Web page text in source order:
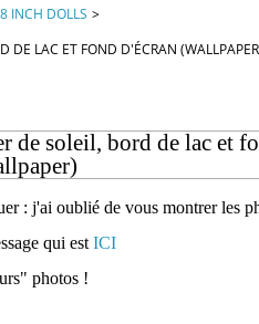
INCH DOLLS >
DE LAC ET FOND D'ÉCRAN
de soleil, bord de lac et
: j'ai oublié de vous montrer les
qui est ICI
photos !